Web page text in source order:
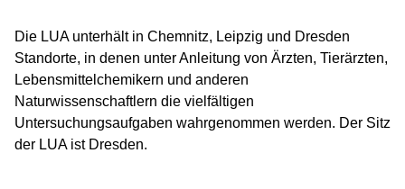
Die LUA unterhält in Chemnitz, Leipzig und Dresden
Standorte, in denen unter Anleitung von Ärzten, Tierärzten,
Lebensmittelchemikern und anderen
Naturwissenschaftlern die vielfältigen
Untersuchungsaufgaben wahrgenommen werden. Der Sitz
der LUA ist Dresden.